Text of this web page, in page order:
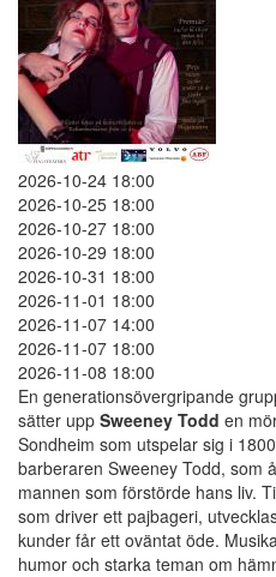
2026-10-24 18:00
2026-10-25 18:00
2026-10-27 18:00
2026-10-29 18:00
2026-10-31 18:00
2026-11-01 18:00
2026-11-07 14:00
2026-11-07 18:00
2026-11-08 18:00
En generationsövergripande
sätter upp Sweeney Todd en
Sondheim som utspelar sig i
barberaren Sweeney Todd, som
mannen som förstörde hans liv.
som driver ett pajbageri,
kunder får ett oväntat öde.
humor och starka teman om